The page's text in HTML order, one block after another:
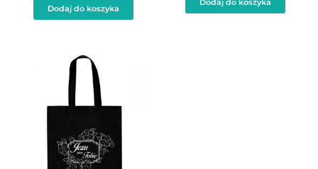
Dodaj do koszyka
Dodaj do koszyka